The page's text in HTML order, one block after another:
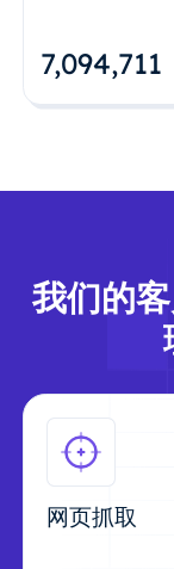
7,094,712
我们的
网页抓取